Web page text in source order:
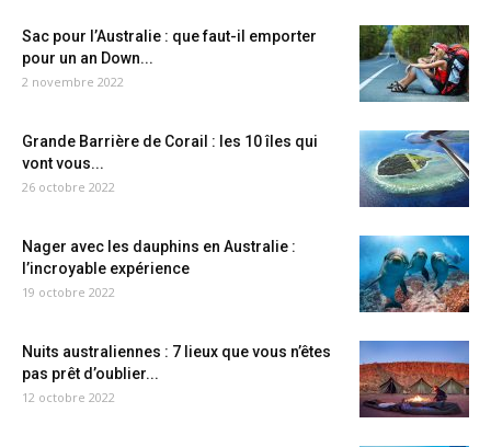
Sac pour l’Australie : que faut-il emporter
pour un an Down...
2 novembre 2022
Grande Barrière de Corail : les 10 îles qui
vont vous...
26 octobre 2022
Nager avec les dauphins en Australie :
l’incroyable expérience
19 octobre 2022
Nuits australiennes : 7 lieux que vous n’êtes
pas prêt d’oublier...
12 octobre 2022